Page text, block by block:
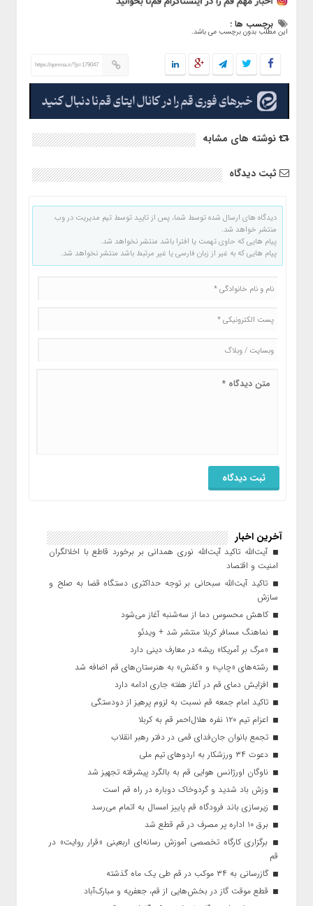
برچسب ها :
این مطلب بدون برچسب می باشد.
https://qomna.ir/?p=179047
نوشته های مشابه
ثبت دیدگاه
دیدگاه های ارسال شده توسط شما، پس از تایید توسط تیم مدیریت در وب
منتشر خواهد شد.
پیام هایی که حاوی تهمت یا افترا باشد منتشر نخواهد شد.
پیام هایی که به غیر از زبان فارسی یا غیر مرتبط باشد منتشر نخواهد شد.
آخرین اخبار
آیت‌الله تاکید آیت‌الله نوری همدانی بر برخورد قاطع با اخلالگران
امنیت و اقتصاد
تاکید آیت‌الله‌ سبحانی بر توجه حداکثری دستگاه قضا به صلح و
سازش
کاهش محسوس دما از سه‌شنبه آغاز می‌شود
نماهنگ مسافر کربلا منتشر شد + ویدئو
«مرگ بر آمریکا» ریشه در معارف دینی دارد
رشته‌های «چاپ» و «کفش» به هنرستان‌های قم اضافه شد
افزایش دمای قم در آغاز هفته جاری ادامه دارد
تاکید امام جمعه قم نسبت به لزوم پرهیز از دودستگی
اعزام تیم ۱۲۰ نفره هلال‌احمر قم به کربلا
تجمع بانوان جان‌فدای قمی در دفتر رهبر انقلاب
دعوت ۳۴ ورزشکار به اردوهای تیم ملی
ناوگان اورژانس هوایی قم به بالگرد پیشرفته تجهیز شد
وزش باد شدید و گردوخاک دوباره در راه قم است
زیرسازی باند فرودگاه قم پاییز امسال به اتمام می‌رسد
برق ۱۰ اداره پر مصرف در قم قطع شد
برگزاری کارگاه تخصصی آموزش رسانه‌ای اربعینی «قرار روایت» در
قم
گازرسانی به ۳۴ موکب در قم طی یک ماه گذشته
قطع موقت گاز در بخش‌هایی از قم، جعفریه و مبارک‌آباد